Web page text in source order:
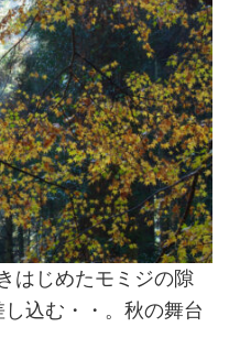
じめたモミジの隙
込む・・。秋の舞台